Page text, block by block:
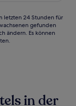
letzten 24 Stunden für
gefunden
ändern. Es können
in der